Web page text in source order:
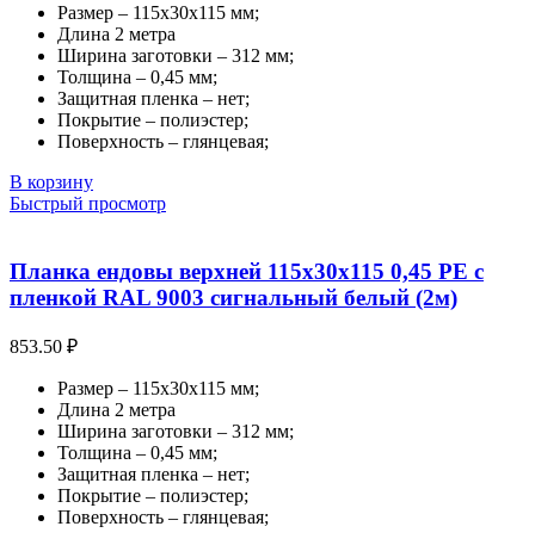
Размер – 115х30х115 мм;
Длина 2 метра
Ширина заготовки – 312 мм;
Толщина – 0,45 мм;
Защитная пленка – нет;
Покрытие – полиэстер;
Поверхность – глянцевая;
В корзину
Быстрый просмотр
Планка ендовы верхней 115х30х115 0,45 PE с
пленкой RAL 9003 сигнальный белый (2м)
853.50 ₽
Размер – 115х30х115 мм;
Длина 2 метра
Ширина заготовки – 312 мм;
Толщина – 0,45 мм;
Защитная пленка – нет;
Покрытие – полиэстер;
Поверхность – глянцевая;